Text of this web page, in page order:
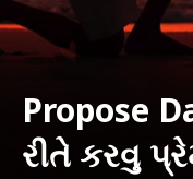
Propose
રીતે કરવુ